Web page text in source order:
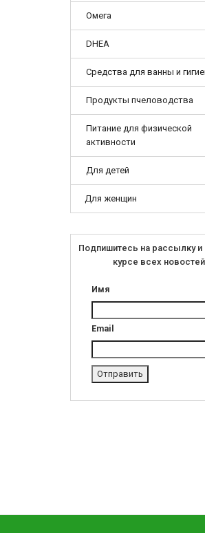
Омега
DHEA
Средства для ванны и
Продукты пчеловодства
Питание для физической
активности
Для детей
Для женщин
Подпишитесь на рассылку и
курсе всех
Имя
Email